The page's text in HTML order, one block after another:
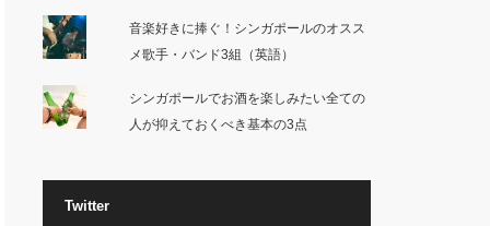
音楽好きに捧ぐ！シンガポールのオスス
メ歌手・バンド3組（英語）
シンガポールでお酒を楽しみたい全ての
人が抑えておくべき基本の3点
Twitter